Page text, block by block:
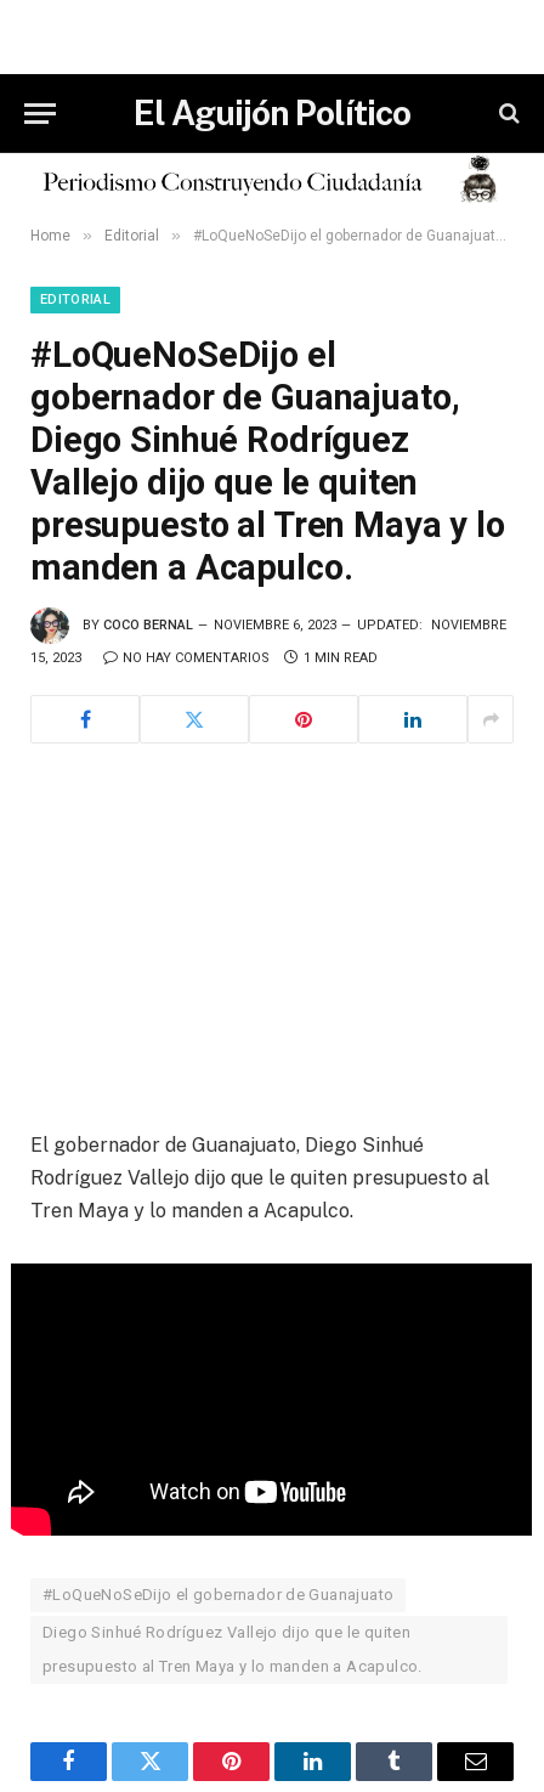
El Aguijón Político
Home » Editorial » #LoQueNoSeDijo el gobernador de Guanajuato, Diego Sinhué Rodríguez Vallejo dijo que le quiten presupuesto al Tren Maya y lo manden a Acapulco.
EDITORIAL
#LoQueNoSeDijo el
gobernador de Guanajuato,
Diego Sinhué Rodríguez
Vallejo dijo que le quiten
presupuesto al Tren Maya y lo
manden a Acapulco.
BY COCO BERNAL NOVIEMBRE 6, 2023 UPDATED: NOVIEMBRE
15, 2023 NO HAY COMENTARIOS 1 MIN READ
El gobernador de Guanajuato, Diego Sinhué
Rodríguez Vallejo dijo que le quiten presupuesto al
Tren Maya y lo manden a Acapulco.
#LoQueNoSeDijo el gobernador de Guanajuato
Diego Sinhué Rodríguez Vallejo dijo que le quiten
presupuesto al Tren Maya y lo manden a Acapulco.
FacebookTwitter Pinterest LinkedInTumblr Email